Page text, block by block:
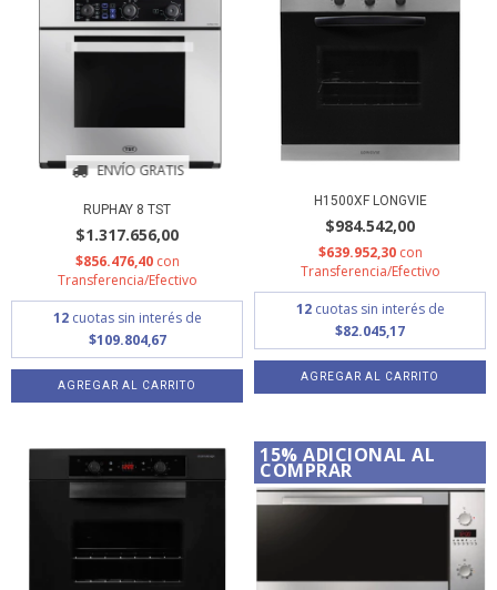
ENVÍO GRATIS
RUPHAY 8 TST
$1.317.656,00
$856.476,40 con
Transferencia/Efectivo
12 cuotas sin interés de
$109.804,67
H1500XF LONGVIE
$984.542,00
$639.952,30 con
Transferencia/Efectivo
12 cuotas sin interés de
$82.045,17
15% ADICIONAL AL
COMPRAR